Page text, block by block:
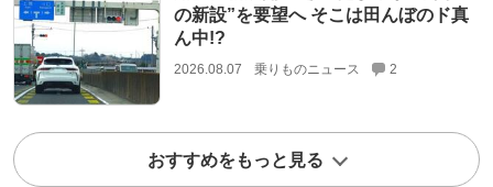
の新設”を要望へ そこは田んぼのド真
ん中!?
2026.08.07 乗りものニュース 2
おすすめをもっと見る